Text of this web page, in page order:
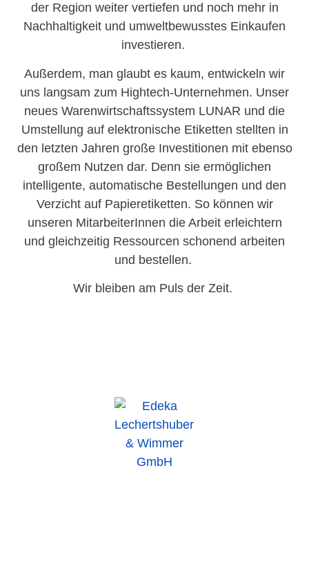
der Region weiter vertiefen und noch mehr in
Nachhaltigkeit und umweltbewusstes Einkaufen
investieren.
Außerdem, man glaubt es kaum, entwickeln wir
uns langsam zum Hightech-Unternehmen. Unser
neues Warenwirtschaftssystem LUNAR und die
Umstellung auf elektronische Etiketten stellten in
den letzten Jahren große Investitionen mit ebenso
großem Nutzen dar. Denn sie ermöglichen
intelligente, automatische Bestellungen und den
Verzicht auf Papieretiketten. So können wir
unseren MitarbeiterInnen die Arbeit erleichtern
und gleichzeitig Ressourcen schonend arbeiten
und bestellen.
Wir bleiben am Puls der Zeit.